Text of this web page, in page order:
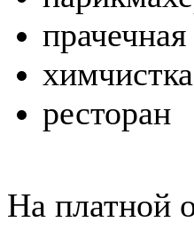
прачечная
химчистка
ресторан
На платной